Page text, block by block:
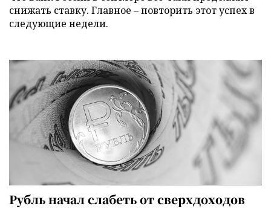
снижать ставку. Главное – повторить этот успех в
следующие недели.
Рубль начал слабеть от сверхдоходов